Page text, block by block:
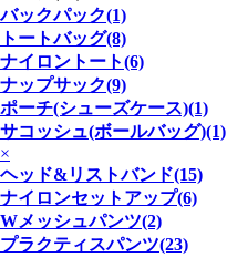
バックパック(1)
トートバッグ(8)
ナイロントート(6)
ナップサック(9)
ポーチ(シューズケース)(1)
サコッシュ(ボールバッグ)(1)
×
ヘッド&リストバンド(15)
ナイロンセットアップ(6)
Wメッシュパンツ(2)
プラクティスパンツ(23)